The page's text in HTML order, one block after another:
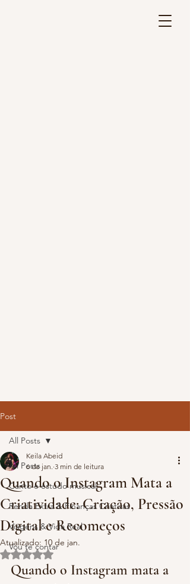
Post
All Posts
Canto e estudo musical
Renda Extra & Finanças Criativas
Viagens & Vida Real
Vou te contar
All Posts
Quando o Instagram Mata a
Criatividade: Criação, Pressão
Digital e Recomeços
Keila Abeid
6 de jan. 3 min de leitura
Atualizado: 10 de jan.
Avaliado com NaN de 5 estrelas.
Quando o Instagram mata a